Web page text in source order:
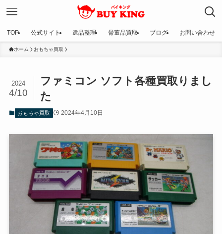
TOP 公式サイト 遺品整理 骨董品買取 ブログ お問い合わせ
ホーム おもちゃ買取
ファミコン ソフト各種買取りまし
た
2024
4/10
おもちゃ買取 2024年4月10日